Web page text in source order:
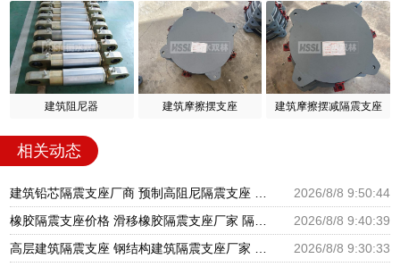
建筑阻尼器 建筑摩擦摆支座 建筑摩擦摆减隔震支座
相关动态
2026/8/8 9:50:44
2026/8/8 9:40:39
2026/8/8 9:30:33